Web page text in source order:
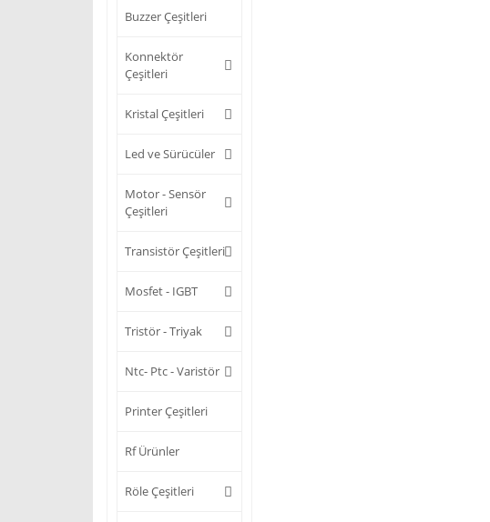
Buzzer Çeşitleri
Konnektör
Çeşitleri
Kristal Çeşitleri
Led ve Sürücüler
Motor - Sensör
Çeşitleri
Transistör Çeşitleri
Mosfet - IGBT
Tristör - Triyak
Ntc- Ptc - Varistör
Printer Çeşitleri
Rf Ürünler
Röle Çeşitleri